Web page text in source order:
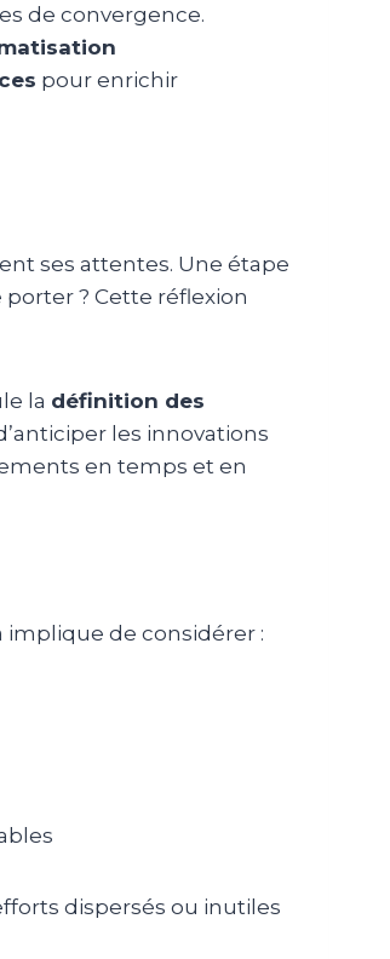
de convergence.
pour enrichir
ses attentes. Une étape
? Cette réflexion
la définition des
les innovations
en temps et en
implique de considérer :
dispersés ou inutiles